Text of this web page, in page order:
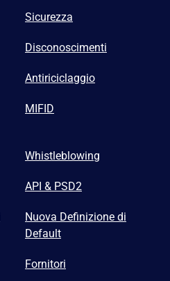
Sicurezza
Disconoscimenti
Antiriciclaggio
MIFID
Whistleblowing
API & PSD2
Nuova Definizione di
Default
Fornitori